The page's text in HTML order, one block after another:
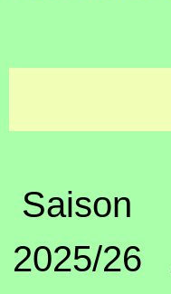
Saison
2025/26